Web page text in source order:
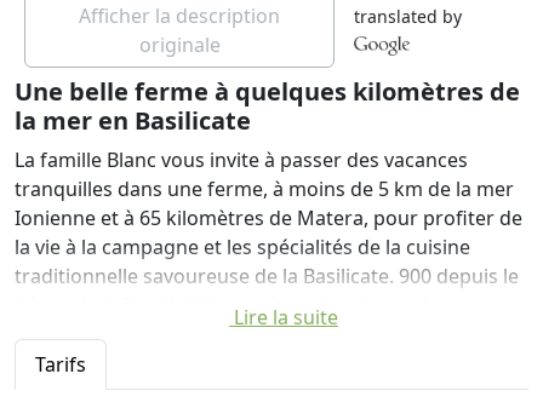
Afficher la description
originale
translated by
Une belle ferme à quelques kilomètres de
la mer en Basilicate
La famille Blanc vous invite à passer des vacances
tranquilles dans une ferme, à moins de 5 km de la mer
Ionienne et à 65 kilomètres de Matera, pour profiter de
la vie à la campagne et les spécialités de la cuisine
traditionnelle savoureuse de la Basilicate. 900 depuis le
début de la famille White exécute l'ancienne ferme, en
gardant un lien fort avec la tradition et le territoire, en
les combinant avec le professionnalisme et la
modernité.
Lire la suite
Tarifs